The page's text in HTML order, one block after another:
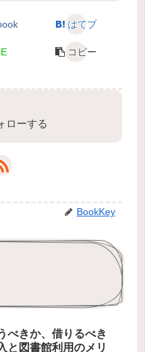
はてブ
コピー
ローする
BookKey
べきか、借りるべき
と図書館利用のメリ